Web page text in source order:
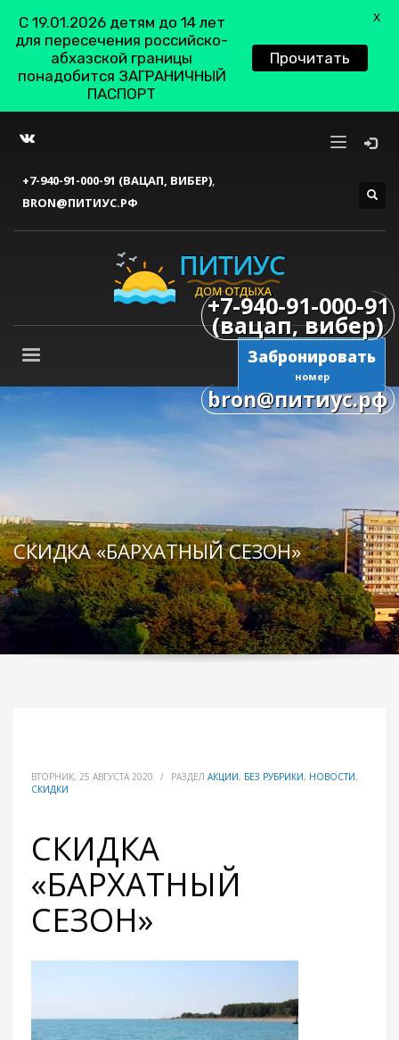
+7-940-91-000-91 (ВАЦАП, ВИБЕР),
BRON@ПИТИУС.РФ
Забронировать
номер
+7-940-91-000-91
(вацап, вибер)
bron@питиус.рф
СКИДКА «БАРХАТНЫЙ СЕЗОН»
ВТОРНИК, 25 АВГУСТА 2020 / РАЗДЕЛ АКЦИИ, БЕЗ РУБРИКИ, НОВОСТИ,
СКИДКИ
СКИДКА
«БАРХАТНЫЙ
СЕЗОН»
С 19.01.2026 детям до 14 лет
для пересечения российско-
абхазской границы
понадобится ЗАГРАНИЧНЫЙ
ПАСПОРТ
Прочитать
X